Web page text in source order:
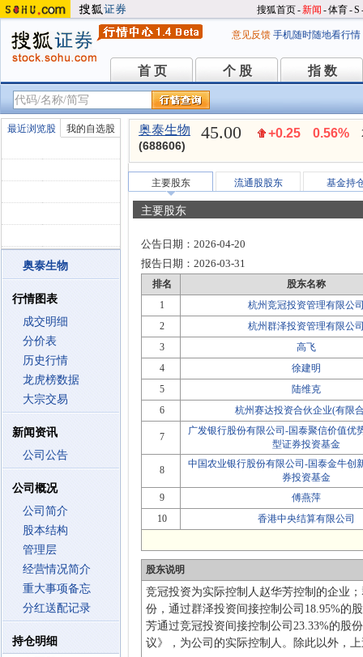
搜狐首页-新闻 -体育-S
意见反馈 手机随时随地看行情
首 页
首 页 个 股
个 股 指 数
指 数
最近浏览股 我的自选股
奥泰生物
行情图表
成交明细
分价表
历史行情
龙虎榜数据
大宗交易
新闻资讯
公司公告
公司概况
公司简介
股本结构
管理层
经营情况简介
重大事项备忘
分红送配记录
持仓明细
奥泰生物
(688606)
45.00 +0.25 0.56%
主要股东 流通股股东 基金持
主要股东
公告日期： 2026-04-20
报告日期： 2026-03-31
排名
股东名称
1
杭州竞冠投资管理有限公
2
杭州群泽投资管理有限公
3
高飞
4
徐建明
5
陆维克
6
杭州赛达投资合伙企业(有限
7
广发银行股份有限公司-国泰聚信价值优
型证券投资基金
8
中国农业银行股份有限公司-国泰金牛创
券投资基金
9
傅燕萍
10
香港中央结算有限公司
股东说明
竞冠投资为实际控制人赵华芳控制的企业
份，通过群泽投资间接控制公司18.95%的
芳通过竞冠投资间接控制公司23.33%的股
议》，为公司的实际控制人。除此以外，